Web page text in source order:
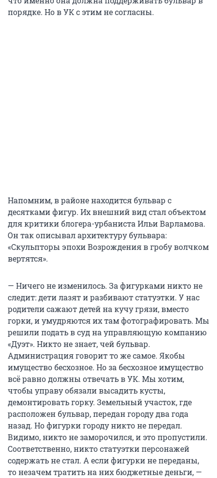
порядке. Но в УК с этим не согласны.
Напомним, в районе находится бульвар с
десятками фигур. Их внешний вид стал объектом
для критики блогера-урбаниста Ильи Варламова.
Он так описывал архитектуру бульвара:
«Скульпторы эпохи Возрождения в гробу волчком
вертятся».
— Ничего не изменилось. За фигурками никто не
следит: дети лазят и разбивают статуэтки. У нас
родители сажают детей на кучу грязи, вместо
горки, и умудряются их там фотографировать. Мы
решили подать в суд на управляющую компанию
«Дуэт». Никто не знает, чей бульвар.
Администрация говорит то же самое. Якобы
имущество бесхозное. Но за бесхозное имущество
всё равно должны отвечать в УК. Мы хотим,
чтобы управу обязали высадить кусты,
демонтировать горку. Земельный участок, где
расположен бульвар, передан городу два года
назад. Но фигурки городу никто не передал.
Видимо, никто не заморочился, и это пропустили.
Соответственно, никто статуэтки персонажей
содержать не стал. А если фигурки не переданы,
то незачем тратить на них бюджетные деньги, —